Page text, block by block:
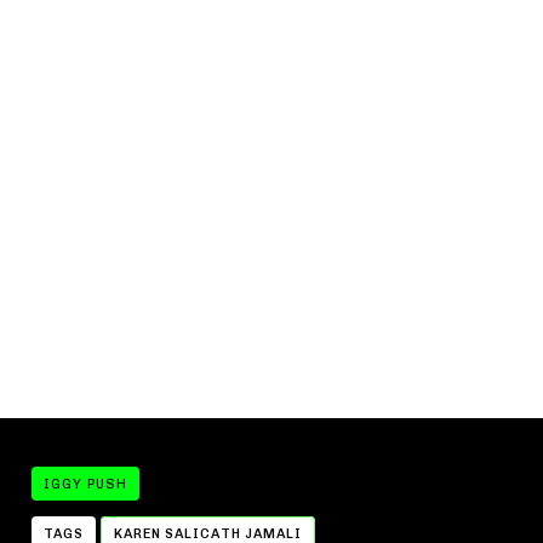
IGGY PUSH
TAGS KAREN SALICATH JAMALI